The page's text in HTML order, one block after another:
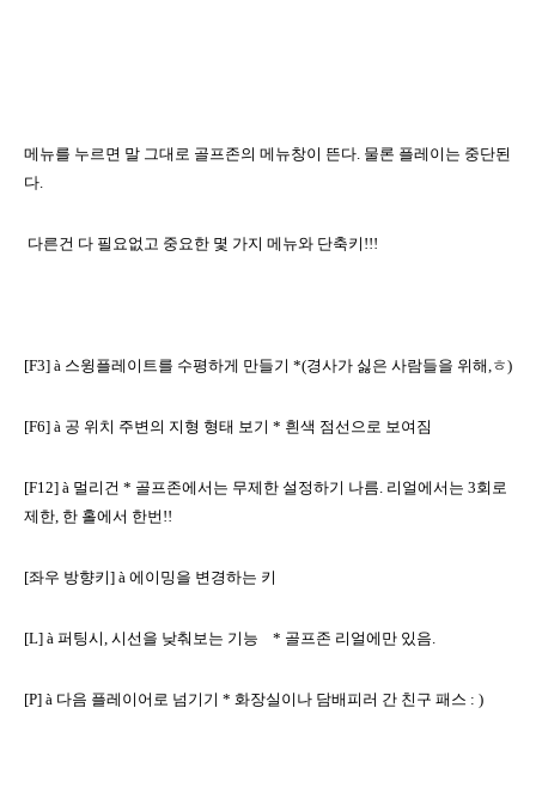
메뉴를 누르면 말 그대로 골프존의 메뉴창이 뜬다 물론 플레이는 중단된
다
다른건 다 필요없고 중요한 몇 가지 메뉴와 단축키 !!!
[F3] à 스윙플레이트를 수평하게 만들기 *(경사가 싫은 사람들을 위해 ㅎ)
[F6] à 공 위치 주변의 지형 형태 보기 * 흰색 점선으로 보여짐
[F12] à 멀리건 * 골프존에서는 무제한 설정하기 나름 리얼에서는 3회로
제한 한 홀에서 한번 !!
[좌우 방향키] à 에이밍을 변경하는 키
[L] à 퍼팅시 시선을 낮춰보는 기능 * 골프존 리얼에만 있음
[P] à 다음 플레이어로 넘기기 * 화장실이나 담배피러 간 친구 패스 : )